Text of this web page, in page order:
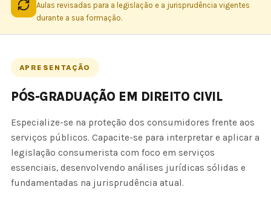
Aulas revisadas para a legislação e a jurisprudência vigentes
durante a sua formação.
APRESENTAÇÃO
PÓS-GRADUAÇÃO EM DIREITO CIVIL
Especialize-se na proteção dos consumidores frente aos
serviços públicos. Capacite-se para interpretar e aplicar a
legislação consumerista com foco em serviços
essenciais, desenvolvendo análises jurídicas sólidas e
fundamentadas na jurisprudência atual.